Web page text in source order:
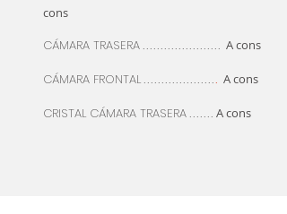
cons
CÁMARA TRASERA...................... A cons
CÁMARA FRONTAL..................... A cons
CRISTAL CÁMARA TRASERA....... A cons